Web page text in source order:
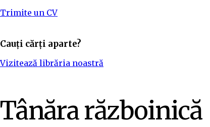
Trimite un CV
Cauți cărți aparte?
Vizitează librăria noastră
Tânăra războinică